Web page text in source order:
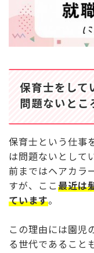
保育士をして
問題ないとこ
保育士という仕事
は問題ないとして
前まではヘアカラ
すが、ここ最近は
ています。
この理由には園児
る世代であること